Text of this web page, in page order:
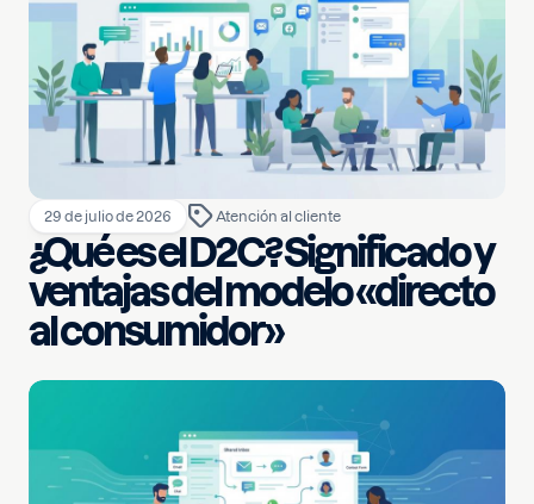
29 de julio de 2026 Atención al cliente
¿Qué es el D2C? Significado y
ventajas del modelo «directo
al consumidor»